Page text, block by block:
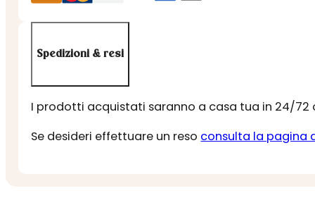
Spedizioni & resi
I prodotti acquistati saranno a casa tua in 24/72
Se desideri effettuare un reso consulta la pagina